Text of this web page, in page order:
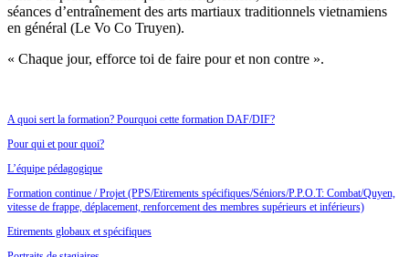
séances d’entraînement des arts martiaux traditionnels vietnamiens
en général (Le Vo Co Truyen).
« Chaque jour, efforce toi de faire pour et non contre ».
A quoi sert la formation? Pourquoi cette formation DAF/DIF?
Pour qui et pour quoi?
L’équipe pédagogique
Formation continue / Projet (PPS/Etirements spécifiques/Séniors/P.P.O.T: Combat/Quyen,
vitesse de frappe, déplacement, renforcement des membres supérieurs et inférieurs)
Etirements globaux et spécifiques